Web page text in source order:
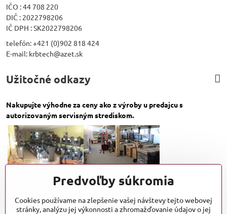
IČO : 44 708 220
DIČ : 2022798206
IČ DPH : SK2022798206
telefón: +421 (0)902 818 424
E-mail: krbtech@azet.sk
Užitočné odkazy
Nakupujte výhodne za ceny ako z výroby u predajcu s
autorizovaným servisným strediskom.
Predvoľby súkromia
Cookies používame na zlepšenie vašej návštevy tejto webovej
stránky, analýzu jej výkonnosti a zhromažďovanie údajov o jej